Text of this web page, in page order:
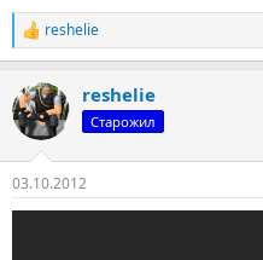
Р
е
к
ц
и
reshelie
reshelie
Старожил
03.10.2012